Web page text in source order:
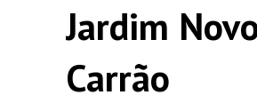
Jardim
Carrão